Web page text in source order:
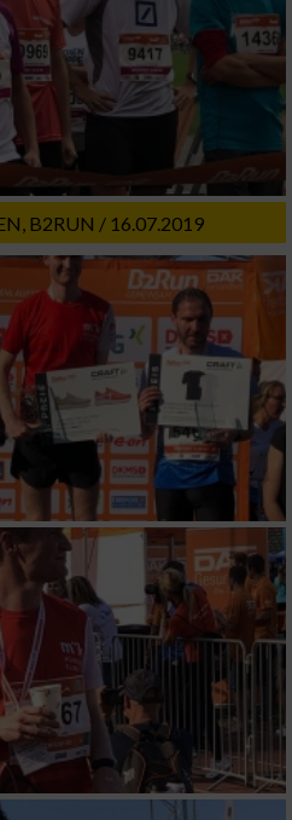
B2RUN / 16.07.2019
Inhalten
Statistiken
aus
der Angebote
zur Auswahl